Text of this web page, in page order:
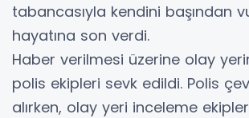
tabancasıyla kendini başından
hayatına son verdi.
Haber verilmesi üzerine olay
polis ekipleri sevk edildi. Polis
alırken, olay yeri inceleme